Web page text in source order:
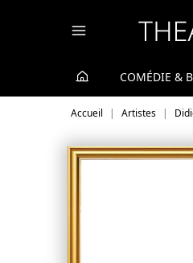
COMÉDIE &
Accueil Artistes